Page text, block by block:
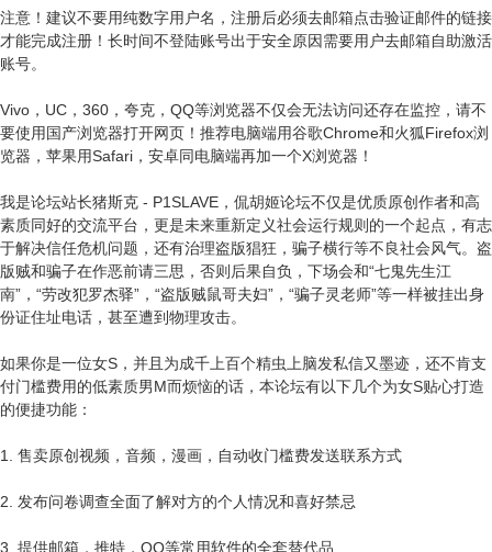
注意！建议不要用纯数字用户名，注册后必须去邮箱点击验证邮件的链接
才能完成注册！长时间不登陆账号出于安全原因需要用户去邮箱自助激活
账号。
Vivo，UC，360，夸克，QQ等浏览器不仅会无法访问还存在监控，请不
要使用国产浏览器打开网页！推荐电脑端用谷歌Chrome和火狐Firefox浏
览器，苹果用Safari，安卓同电脑端再加一个X浏览器！
我是论坛站长猪斯克 - P1SLAVE，侃胡姬论坛不仅是优质原创作者和高
素质同好的交流平台，更是未来重新定义社会运行规则的一个起点，有志
于解决信任危机问题，还有治理盗版猖狂，骗子横行等不良社会风气。盗
版贼和骗子在作恶前请三思，否则后果自负，下场会和“七鬼先生江
南”，“劳改犯罗杰驿”，“盗版贼鼠哥夫妇”，“骗子灵老师”等一样被挂出身
份证住址电话，甚至遭到物理攻击。
如果你是一位女S，并且为成千上百个精虫上脑发私信又墨迹，还不肯支
付门槛费用的低素质男M而烦恼的话，本论坛有以下几个为女S贴心打造
的便捷功能：
1. 售卖原创视频，音频，漫画，自动收门槛费发送联系方式
2. 发布问卷调查全面了解对方的个人情况和喜好禁忌
3. 提供邮箱，推特，QQ等常用软件的全套替代品